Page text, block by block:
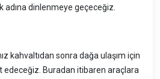
dinlenmeye geçeceğiz.
kahvaltıdan sonra dağa ulaşım için
edeceğiz. Buradan itibaren araçlara